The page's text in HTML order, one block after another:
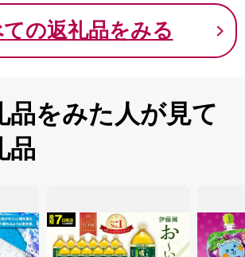
の返礼品をみる
品をみた人が見て
品